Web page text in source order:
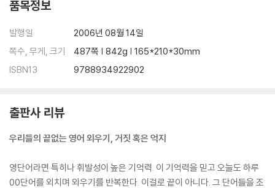
품목정보
발행일
2006년 08월 14일
쪽수, 무게, 크기
487쪽 | 842g | 165*210*30mm
ISBN13
9788934922902
출판사 리뷰
우리들의 끝없는 영어 외우기, 거짓 혹은 억지
영단어라면 특히나 휘발성이 높은 기억력. 이 기억력을 믿고 오늘도 하루
00단어를 외치며 외우기를 반복한다. 이걸로 끝이 아니다. 그 단어들을 조